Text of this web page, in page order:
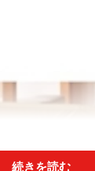
続きを読む